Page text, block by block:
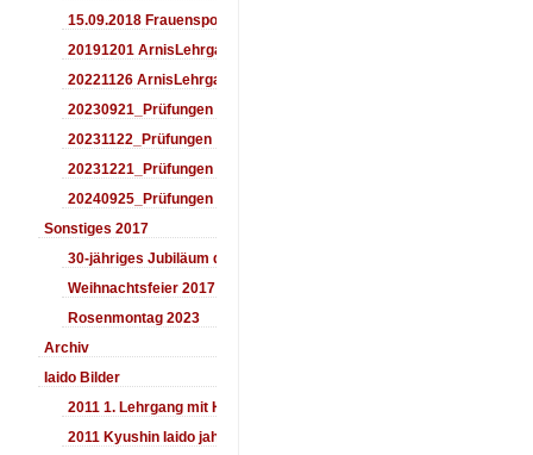
15.09.2018 Frauensporttag
20191201 ArnisLehrgang
20221126 ArnisLehrgang
20230921_Prüfungen
20231122_Prüfungen
20231221_Prüfungen
20240925_Prüfungen
Sonstiges 2017
30-jähriges Jubiläum des Aiki-Dojo's 2017
Weihnachtsfeier 2017
Rosenmontag 2023
Archiv
Iaido Bilder
2011 1. Lehrgang mit Headmaster Ralf Gumpfer
2011 Kyushin Iaido jahrestreffen